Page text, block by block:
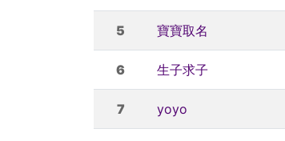
5 寶寶取名
6 生子求子
7 yoyo